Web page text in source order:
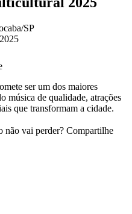
SP
ser um dos maiores
música de qualidade, atrações
que transformam a cidade.
não vai perder? Compartilhe